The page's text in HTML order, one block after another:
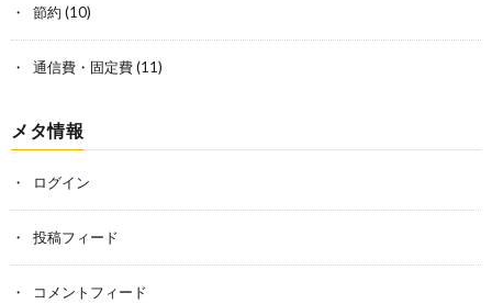
節約 (10)
通信費・固定費(11)
メタ情報
ログイン
投稿フィード
コメントフィード